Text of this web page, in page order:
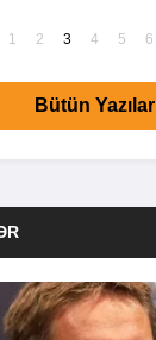
1 2 3 4 5 6
Bütün Yazılar